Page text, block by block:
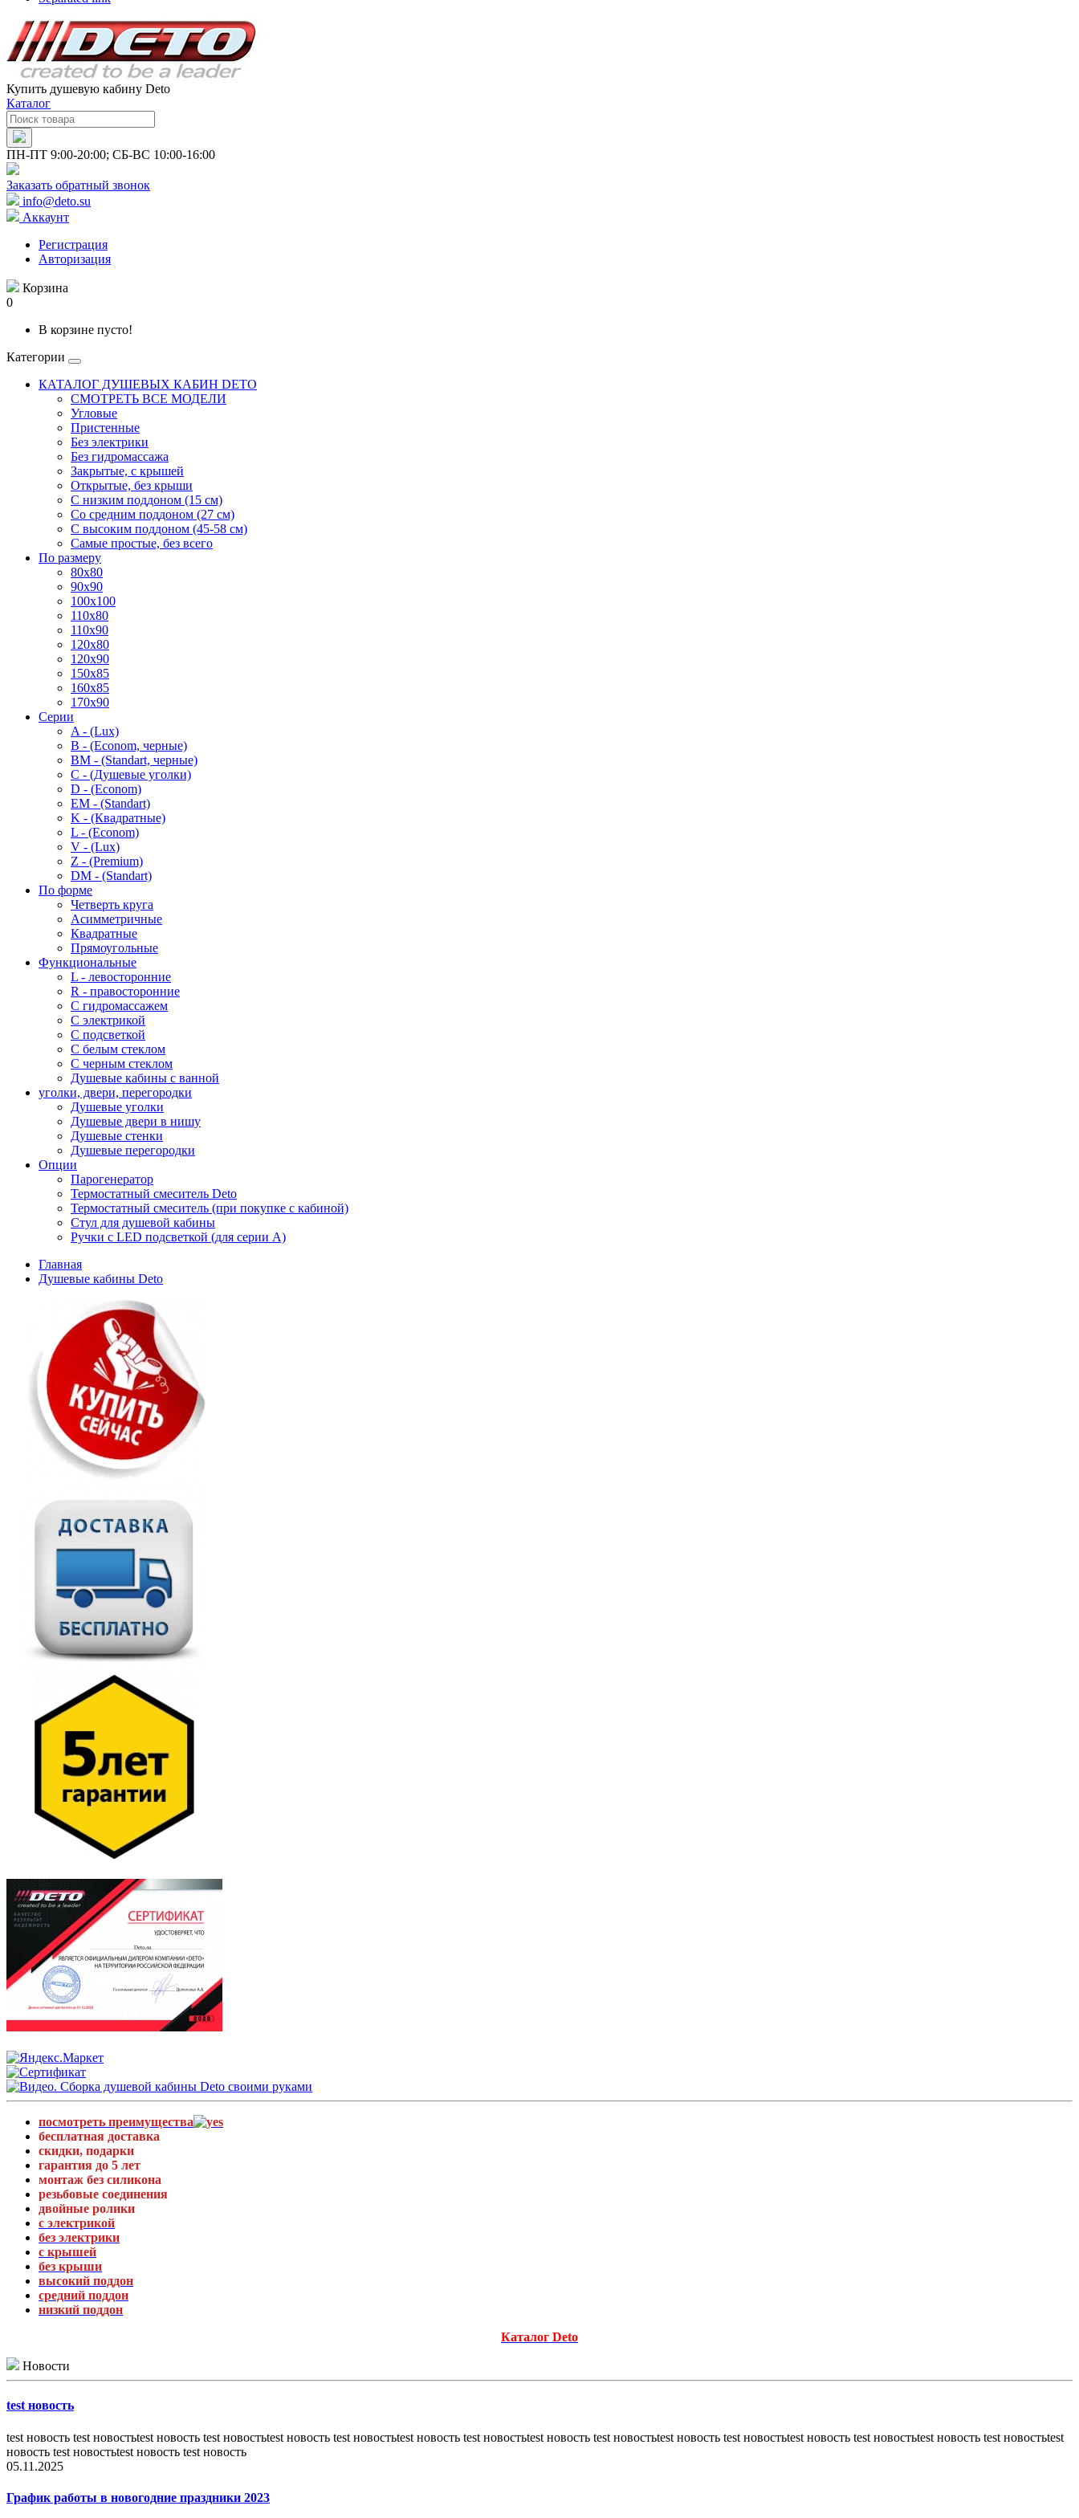
Купить душевую кабину Deto
Каталог
ПН-ПТ 9:00-20:00; СБ-ВС 10:00-16:00
Заказать обратный звонок
info@deto.su
Аккаунт
Регистрация
Авторизация
Корзина
0
В корзине пусто!
Категории
КАТАЛОГ ДУШЕВЫХ КАБИН DETO
СМОТРЕТЬ ВСЕ МОДЕЛИ
Угловые
Пристенные
Без электрики
Без гидромассажа
Закрытые, с крышей
Открытые, без крыши
С низким поддоном (15 см)
Со средним поддоном (27 см)
С высоким поддоном (45-58 см)
Самые простые, без всего
По размеру
80x80
90x90
100x100
110x80
110x90
120x80
120x90
150x85
160x85
170x90
Серии
A - (Lux)
B - (Econom, черные)
BM - (Standart, черные)
C - (Душевые уголки)
D - (Econom)
EM - (Standart)
K - (Квадратные)
L - (Econom)
V - (Lux)
Z - (Premium)
DM - (Standart)
По форме
Четверть круга
Асимметричные
Квадратные
Прямоугольные
Функциональные
L - левосторонние
R - правосторонние
С гидромассажем
С электрикой
С подсветкой
С белым стеклом
С черным стеклом
Душевые кабины с ванной
уголки, двери, перегородки
Душевые уголки
Душевые двери в нишу
Душевые стенки
Душевые перегородки
Опции
Парогенератор
Термостатный смеситель Deto
Термостатный смеситель (при покупке с кабиной)
Стул для душевой кабины
Ручки с LED подсветкой (для серии A)
Главная
Душевые кабины Deto
посмотреть преимущества
бесплатная доставка
скидки, подарки
гарантия до 5 лет
монтаж без силикона
резьбовые соединения
двойные ролики
с электрикой
без электрики
с крышей
без крыши
высокий поддон
средний поддон
низкий поддон
Каталог Deto
Новости
test новость
test новость test новостьtest новость test новостьtest новость test новостьtest новость test новостьtest новость test новостьtest новость test новостьtest новость test новостьtest новость test новостьtest
новость test новостьtest новость test новость
05.11.2025
График работы в новогодние праздники 2023